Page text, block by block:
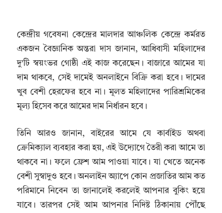
কেন্দ্রীয় গবেষনা কেন্দ্রের মালদার আঞ্চলিক কেন্দ্রে কর্মরত
একজন বৈজ্ঞানিক অন্তরা দাস জানান, আধিবাসী মহিলাদের
দু’টি স্বয়ংভর গোষ্ঠী এই কাজ করেছেন। বাজারে আমের যা
দাম থাকবে, সেই দামেই অনলাইনে বিক্রি করা হবে। দামের
খুব বেশী হেরফের হবে না। মূলত মহিলাদের পারিশ্রমিকের
মূল্য হিসেব করে আমের দাম নির্ধারন হবে।
তিনি আরও জানান, বাইরের আমে যে কার্বাইড অথবা
ক্রেমিক্যাল ব্যবহার করা হয়, এই উদ্যোগে তৈরী করা আমে তা
থাকবে না। ফলে ফ্রেশ আম পাওয়া যাবে। যা খেতে অনেক
বেশী সুস্বাদুও হবে। অনলাইন অ্যাপে কোন প্রজাতির আম কত
পরিমানে নিবেন তা জানালেই করলেই আপনার বুকিং হয়ে
যাবে। তারপর সেই আম আপনার নিদিষ্ট ঠিকানায় পৌঁছে